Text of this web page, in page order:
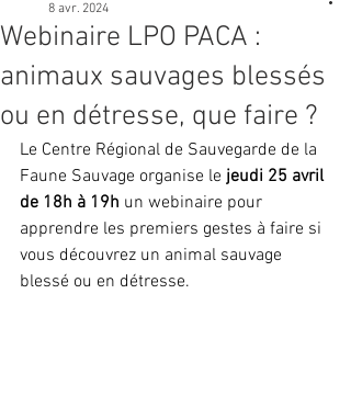
Webinaire LPO PACA :
animaux sauvages blessés
ou en détresse, que faire ?
8 avr. 2024
Le Centre Régional de Sauvegarde de la
Faune Sauvage organise le jeudi 25 avril
de 18h à 19h un webinaire pour
apprendre les premiers gestes à faire si
vous découvrez un animal sauvage
blessé ou en détresse.